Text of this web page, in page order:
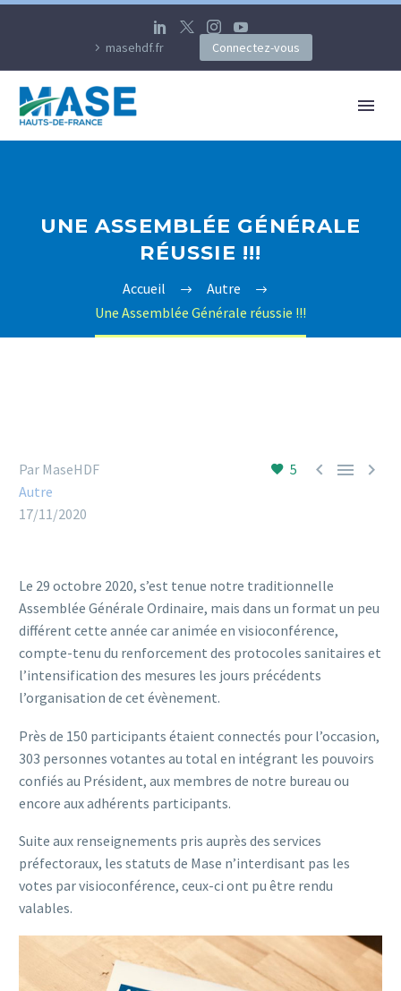
masehdf.fr Connectez-vous
UNE ASSEMBLÉE GÉNÉRALE
RÉUSSIE !!!
Accueil
Autre
Une Assemblée Générale réussie !!!
5   
Par MaseHDF
Autre
17/11/2020
Le 29 octobre 2020, s’est tenue notre traditionnelle
Assemblée Générale Ordinaire, mais dans un format un peu
différent cette année car animée en visioconférence,
compte-tenu du renforcement des protocoles sanitaires et
l’intensification des mesures les jours précédents
l’organisation de cet évènement.
Près de 150 participants étaient connectés pour l’occasion,
303 personnes votantes au total en intégrant les pouvoirs
confiés au Président, aux membres de notre bureau ou
encore aux adhérents participants.
Suite aux renseignements pris auprès des services
préfectoraux, les statuts de Mase n’interdisant pas les
votes par visioconférence, ceux-ci ont pu être rendu
valables.